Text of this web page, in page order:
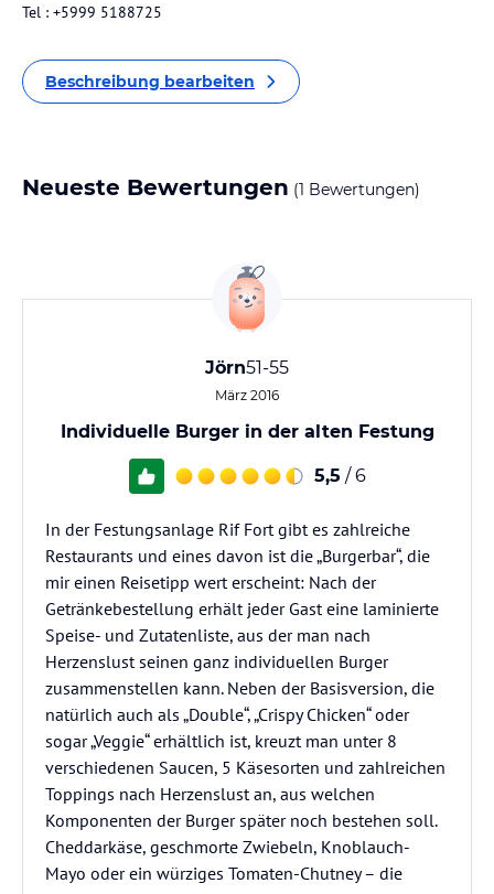
Tel : +5999 5188725
Beschreibung bearbeiten
Neueste Bewertungen (1 Bewertungen)
Jörn51-55
März 2016
Individuelle Burger in der alten Festung
5,5 / 6
In der Festungsanlage Rif Fort gibt es zahlreiche
Restaurants und eines davon ist die „Burgerbar“, die
mir einen Reisetipp wert erscheint: Nach der
Getränkebestellung erhält jeder Gast eine laminierte
Speise- und Zutatenliste, aus der man nach
Herzenslust seinen ganz individuellen Burger
zusammenstellen kann. Neben der Basisversion, die
natürlich auch als „Double“, „Crispy Chicken“ oder
sogar „Veggie“ erhältlich ist, kreuzt man unter 8
verschiedenen Saucen, 5 Käsesorten und zahlreichen
Toppings nach Herzenslust an, aus welchen
Komponenten der Burger später noch bestehen soll.
Cheddarkäse, geschmorte Zwiebeln, Knoblauch-
Mayo oder ein würziges Tomaten-Chutney – die